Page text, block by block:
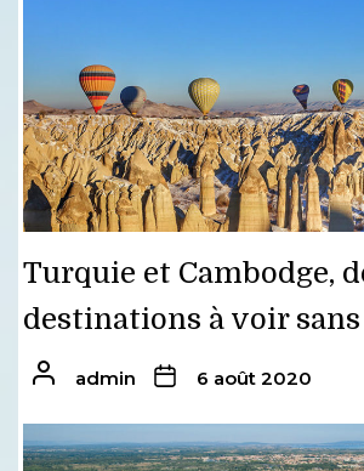
Turquie et Cambodge,
destinations à voir
admin 6 août 2020